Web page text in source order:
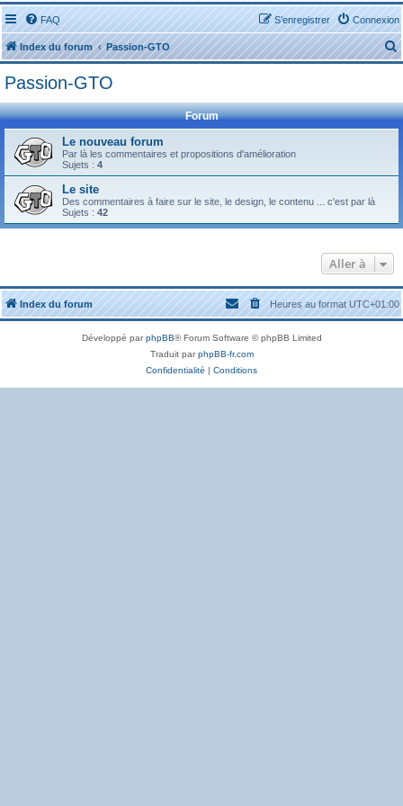
FAQ Connexion
S’enregistrer
Index du forum Passion-GTO
e
h
Passion-GTO
Forum
Le nouveau forum
Par là les commentaires et propositions d'amélioration
Sujets : 4
Le site
Des commentaires à faire sur le site, le design, le contenu ... c'est par là
Sujets : 42
Aller à
Index du forum Heures au formatUTC+01:00
Développé parphpBB® Forum Software © phpBB Limited
Traduit parphpBB-fr.com
Confidentialité | Conditions